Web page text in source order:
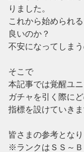
りました。
これから始められ
良いのか？
不安になってしま
そこで
本記事では覚醒ユ
ガチャを引く際に
指標を設けていきま
皆さまの参考とな
※ランクはＳＳ～Ｂ